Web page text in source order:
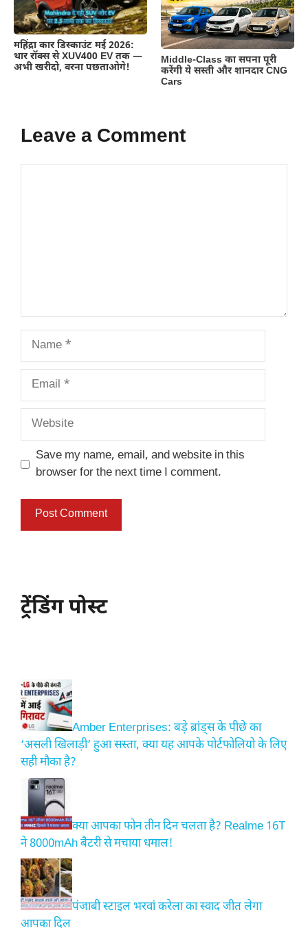
महिंद्रा कार डिस्काउंट मई 2026:
थार रॉक्स से XUV400 EV तक —
अभी खरीदो, वरना पछताओगे!
Middle-Class का सपना पूरी
करेंगी ये सस्ती और शानदार CNG
Cars
Leave a Comment
Name
Email
Website
Save my name, email, and website in this
browser for the next time I comment.
ट्रेंडिंग पोस्ट
Amber Enterprises: बड़े ब्रांड्स के पीछे का
‘असली खिलाड़ी’ हुआ सस्ता, क्या यह आपके पोर्टफोलियो के लिए
सही मौका है?
क्या आपका फोन तीन दिन चलता है? Realme 16T
ने 8000mAh बैटरी से मचाया धमाल!
पंजाबी स्टाइल भरवां करेला का स्वाद जीत लेगा
आपका दिल